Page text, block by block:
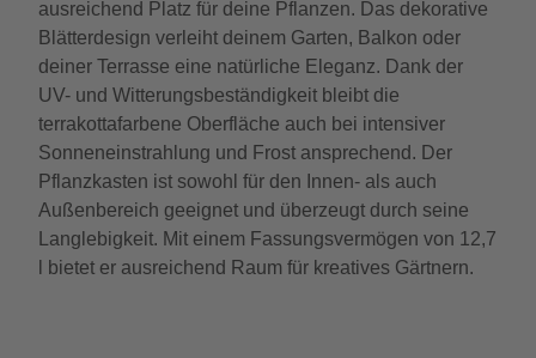
ausreichend Platz für deine Pflanzen. Das dekorative
Blätterdesign verleiht deinem Garten, Balkon oder
deiner Terrasse eine natürliche Eleganz. Dank der
UV- und Witterungsbeständigkeit bleibt die
terrakottafarbene Oberfläche auch bei intensiver
Sonneneinstrahlung und Frost ansprechend. Der
Pflanzkasten ist sowohl für den Innen- als auch
Außenbereich geeignet und überzeugt durch seine
Langlebigkeit. Mit einem Fassungsvermögen von 12,7
l bietet er ausreichend Raum für kreatives Gärtnern.